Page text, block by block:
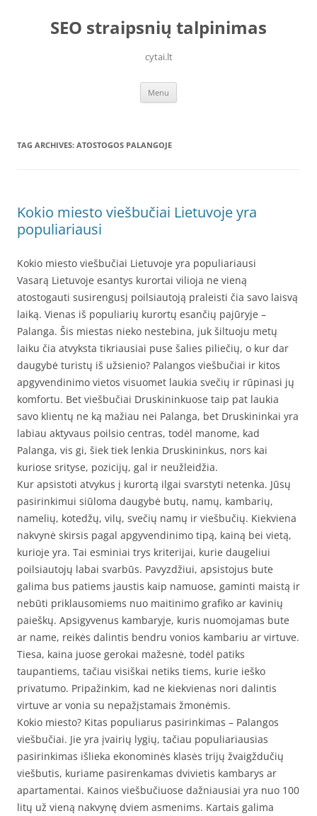
contentSEO straipsnių talpinimas
cytai.lt
Menu
TAG ARCHIVES: ATOSTOGOS PALANGOJE
Kokio miesto viešbučiai Lietuvoje yra
populiariausi
Kokio miesto viešbučiai Lietuvoje yra populiariausi
Vasarą Lietuvoje esantys kurortai vilioja ne vieną
atostogauti susirengusį poilsiautoją praleisti čia savo laisvą
laiką. Vienas iš populiarių kurortų esančių pajūryje –
Palanga. Šis miestas nieko nestebina, juk šiltuoju metų
laiku čia atvyksta tikriausiai puse šalies piliečių, o kur dar
daugybė turistų iš užsienio? Palangos viešbučiai ir kitos
apgyvendinimo vietos visuomet laukia svečių ir rūpinasi jų
komfortu. Bet viešbučiai Druskininkuose taip pat laukia
savo klientų ne ką mažiau nei Palanga, bet Druskininkai yra
labiau aktyvaus poilsio centras, todėl manome, kad
Palanga, vis gi, šiek tiek lenkia Druskininkus, nors kai
kuriose srityse, pozicijų, gal ir neužleidžia.
Kur apsistoti atvykus į kurortą ilgai svarstyti netenka. Jūsų
pasirinkimui siūloma daugybė butų, namų, kambarių,
namelių, kotedžų, vilų, svečių namų ir viešbučių. Kiekviena
nakvynė skirsis pagal apgyvendinimo tipą, kainą bei vietą,
kurioje yra. Tai esminiai trys kriterijai, kurie daugeliui
poilsiautojų labai svarbūs. Pavyzdžiui, apsistojus bute
galima bus patiems jaustis kaip namuose, gaminti maistą ir
nebūti priklausomiems nuo maitinimo grafiko ar kavinių
paieškų. Apsigyvenus kambaryje, kuris nuomojamas bute
ar name, reikės dalintis bendru vonios kambariu ar virtuve.
Tiesa, kaina juose gerokai mažesnė, todėl patiks
taupantiems, tačiau visiškai netiks tiems, kurie ieško
privatumo. Pripažinkim, kad ne kiekvienas nori dalintis
virtuve ar vonia su nepažįstamais žmonėmis.
Kokio miesto? Kitas populiarus pasirinkimas – Palangos
viešbučiai. Jie yra įvairių lygių, tačiau populiariausias
pasirinkimas išlieka ekonominės klasės trijų žvaigždučių
viešbutis, kuriame pasirenkamas dvivietis kambarys ar
apartamentai. Kainos viešbučiuose dažniausiai yra nuo 100
litų už vieną nakvynę dviem asmenims. Kartais galima